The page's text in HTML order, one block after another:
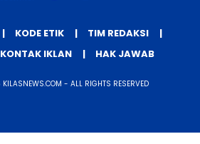
KODE ETIK
TIM REDAKSI
KONTAK IKLAN HAK JAWAB
- ALL RIGHTS RESERVED